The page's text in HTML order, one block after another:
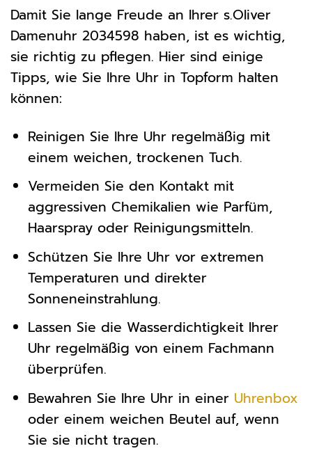
Damit Sie lange Freude an Ihrer s.Oliver
Damenuhr 2034598 haben, ist es wichtig,
sie richtig zu pflegen. Hier sind einige
Tipps, wie Sie Ihre Uhr in Topform halten
können:
Reinigen Sie Ihre Uhr regelmäßig mit
einem weichen, trockenen Tuch.
Vermeiden Sie den Kontakt mit
aggressiven Chemikalien wie Parfüm,
Haarspray oder Reinigungsmitteln.
Schützen Sie Ihre Uhr vor extremen
Temperaturen und direkter
Sonneneinstrahlung.
Lassen Sie die Wasserdichtigkeit Ihrer
Uhr regelmäßig von einem Fachmann
überprüfen.
Bewahren Sie Ihre Uhr in einer Uhrenbox
oder einem weichen Beutel auf, wenn
Sie sie nicht tragen.